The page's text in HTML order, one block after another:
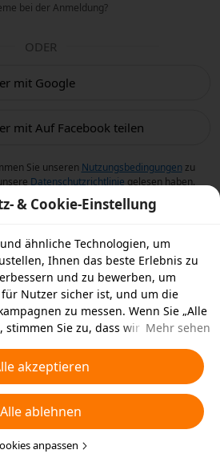
bei der Anmeldung?
ODER
mit Google
mit Auf Facebook teilen
Sie unseren Nutzungsbedingungen zu
Datenschutzrichtlinie gelesen haben.
& Cookie-Einstellung
ähnliche Technologien, um
Ihnen das beste Erlebnis zu
und zu bewerben, um
Nutzer sicher ist, und um die
zu messen. Wenn Sie „Alle
stimmen Sie zu, dass wir und die
Werbezwecke auf Ihrem Gerät
Sie auch über „Alle ablehnen“
ablehnen oder auswählen, welche
oder deaktivieren möchten,
in Ihren
auf „Cookies anpassen“ klicken.
Mehr sehen
akzeptieren
Alle ablehnen
anpassen